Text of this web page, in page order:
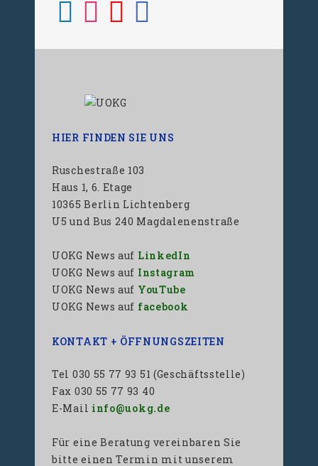
HIER FINDEN SIE UNS
Ruschestraße 103
Haus 1, 6. Etage
10365 Berlin Lichtenberg
U5 und Bus 240 Magdalenenstraße
UOKG News auf LinkedIn
UOKG News auf Instagram
UOKG News auf YouTube
UOKG News auf facebook
KONTAKT + ÖFFNUNGSZEITEN
Tel 030 55 77 93 51 (Geschäftsstelle)
Fax 030 55 77 93 40
E-Mail info@uokg.de
Für eine Beratung vereinbaren Sie
bitte einen Termin mit unserem